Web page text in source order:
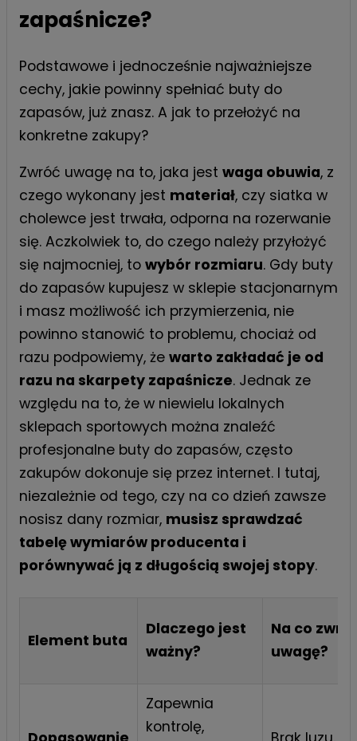
zapaśnicze?
Podstawowe i jednocześnie najważniejsze
cechy, jakie powinny spełniać buty do
zapasów, już znasz. A jak to przełożyć na
konkretne zakupy?
Zwróć uwagę na to, jaka jest waga obuwia, z
czego wykonany jest materiał, czy siatka w
cholewce jest trwała, odporna na rozerwanie
się. Aczkolwiek to, do czego należy przyłożyć
się najmocniej, to wybór rozmiaru. Gdy buty
do zapasów kupujesz w sklepie stacjonarnym
i masz możliwość ich przymierzenia, nie
powinno stanowić to problemu, chociaż od
razu podpowiemy, że warto zakładać je od
razu na skarpety zapaśnicze. Jednak ze
względu na to, że w niewielu lokalnych
sklepach sportowych można znaleźć
profesjonalne buty do zapasów, często
zakupów dokonuje się przez internet. I tutaj,
niezależnie od tego, czy na co dzień zawsze
nosisz dany rozmiar, musisz sprawdzać
tabelę wymiarów producenta i
porównywać ją z długością swojej stopy.
Element buta
Dlaczego jest
ważny?
Na co
uwagę?
Zapewnia
kontrolę,